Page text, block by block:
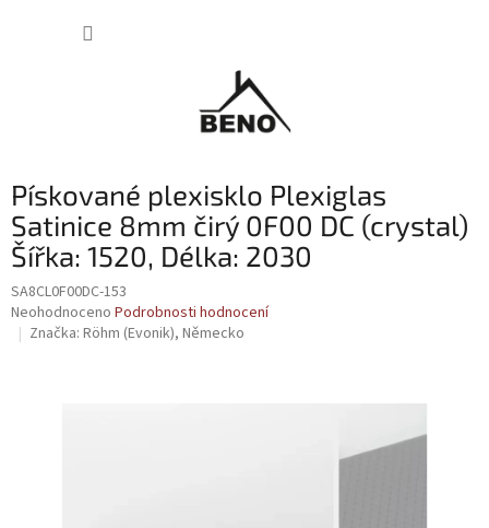
Pískované plexisklo Plexiglas
Satinice 8mm čirý 0F00 DC (crystal)
Šířka: 1520, Délka: 2030
SA8CL0F00DC-153
Průměrné
hodnocení
Neohodnoceno Podrobnosti hodnocení
Značka: Röhm (Evonik), Německo